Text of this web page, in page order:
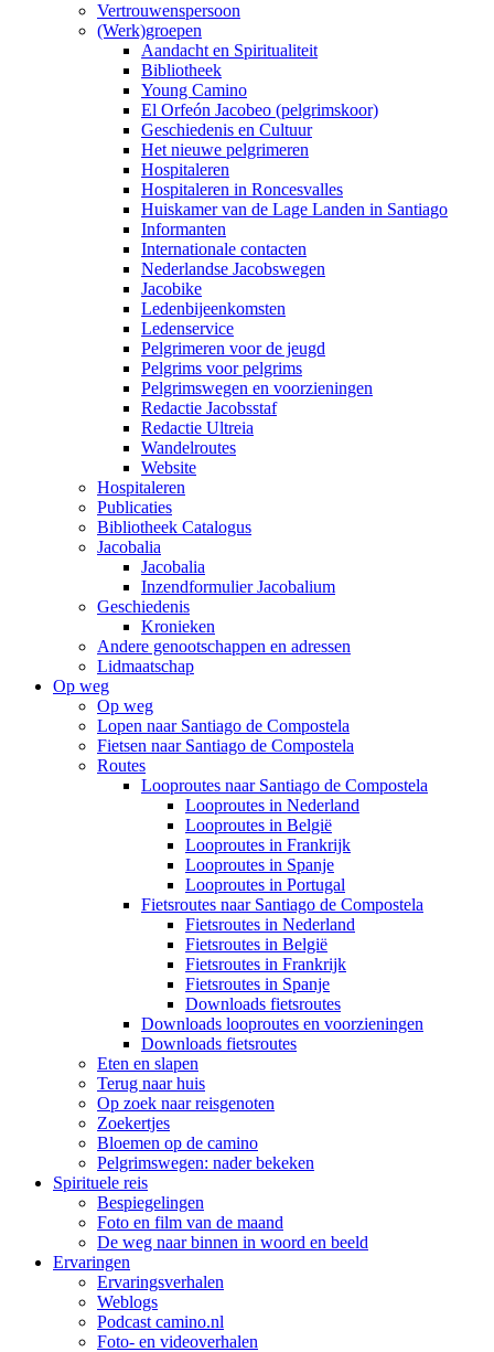
Vertrouwenspersoon
(Werk)groepen
Aandacht en Spiritualiteit
Bibliotheek
Young Camino
El Orfeón Jacobeo (pelgrimskoor)
Geschiedenis en Cultuur
Het nieuwe pelgrimeren
Hospitaleren
Hospitaleren in Roncesvalles
Huiskamer van de Lage Landen in Santiago
Informanten
Internationale contacten
Nederlandse Jacobswegen
Jacobike
Ledenbijeenkomsten
Ledenservice
Pelgrimeren voor de jeugd
Pelgrims voor pelgrims
Pelgrimswegen en voorzieningen
Redactie Jacobsstaf
Redactie Ultreia
Wandelroutes
Website
Hospitaleren
Publicaties
Bibliotheek Catalogus
Jacobalia
Jacobalia
Inzendformulier Jacobalium
Geschiedenis
Kronieken
Andere genootschappen en adressen
Lidmaatschap
Op weg
Op weg
Lopen naar Santiago de Compostela
Fietsen naar Santiago de Compostela
Routes
Looproutes naar Santiago de Compostela
Looproutes in Nederland
Looproutes in België
Looproutes in Frankrijk
Looproutes in Spanje
Looproutes in Portugal
Fietsroutes naar Santiago de Compostela
Fietsroutes in Nederland
Fietsroutes in België
Fietsroutes in Frankrijk
Fietsroutes in Spanje
Downloads fietsroutes
Downloads looproutes en voorzieningen
Downloads fietsroutes
Eten en slapen
Terug naar huis
Op zoek naar reisgenoten
Zoekertjes
Bloemen op de camino
Pelgrimswegen: nader bekeken
Spirituele reis
Bespiegelingen
Foto en film van de maand
De weg naar binnen in woord en beeld
Ervaringen
Ervaringsverhalen
Weblogs
Podcast camino.nl
Foto- en videoverhalen